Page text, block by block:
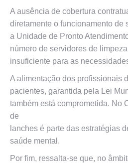
A ausência de cobertura
diretamente o funcionamento de
a Unidade de Pronto
número de servidores de
insuficiente para as
A alimentação dos profissionais
pacientes, garantida pela Lei
também está comprometida. No
de
lanches é parte das estratégias
saúde mental.
Por fim, ressalta-se que, no